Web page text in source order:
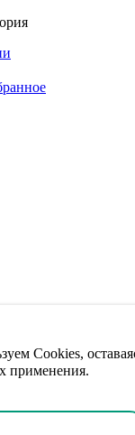
Cookies,
применения.